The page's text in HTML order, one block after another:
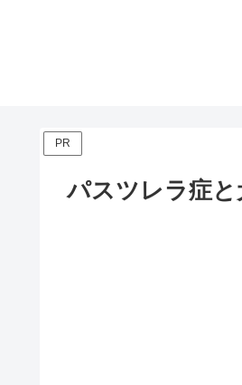
PR
パスツレラ症